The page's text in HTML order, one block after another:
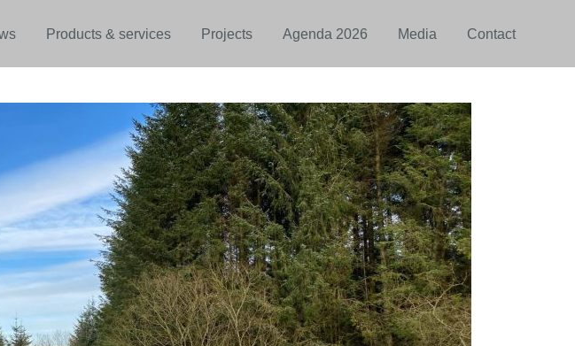
Products & services Projects Agenda 2026 Media Contact